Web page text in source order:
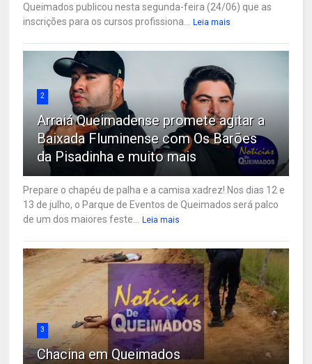
Queimados publicou nesta segunda-feira (24/06) que as
inscrições para os cursos profissiona...
Leia mais
2
Arraiá Queimadense promete agitar a
Baixada Fluminense com Os Barões
da Pisadinha e muito mais
Prepare o chapéu de palha e a camisa xadrez! Nos dias 12 e
13 de julho, o Parque de Eventos de Queimados será palco
de um dos maiores feste...
Leia mais
3
Chacina em Queimados